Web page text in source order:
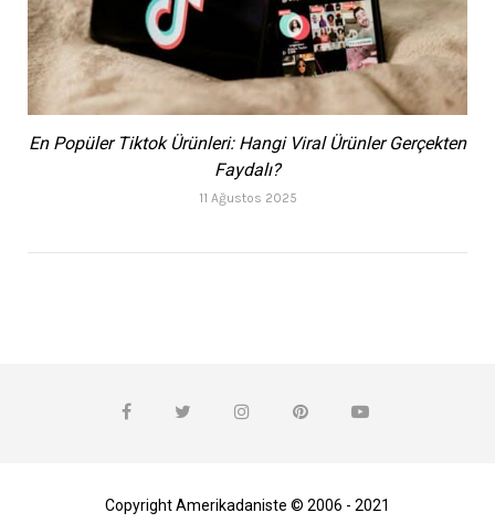
En Popüler Tiktok Ürünleri: Hangi Viral Ürünler Gerçekten
Faydalı?
11 Ağustos 2025
Copyright Amerikadaniste © 2006 - 2021